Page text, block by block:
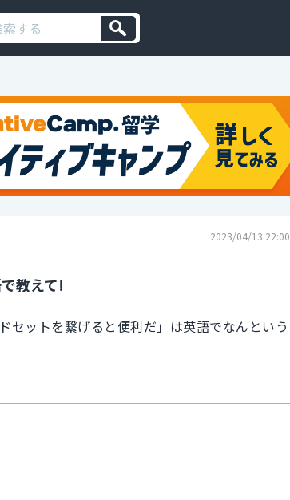
2023/04/13 22:00
教えて!
セットを繋げると便利だ」は英語でなんという